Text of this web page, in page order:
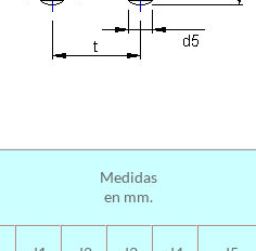
Medidas
en mm.